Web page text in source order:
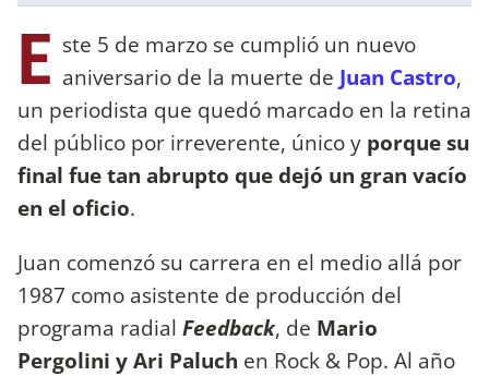
E ste 5 de marzo se cumplió un nuevo
aniversario de la muerte de Juan Castro,
un periodista que quedó marcado en la retina
del público por irreverente, único y porque su
final fue tan abrupto que dejó un gran vacío
en el oficio.
Juan comenzó su carrera en el medio allá por
1987 como asistente de producción del
programa radial Feedback, de Mario
Pergolini y Ari Paluch en Rock & Pop. Al año